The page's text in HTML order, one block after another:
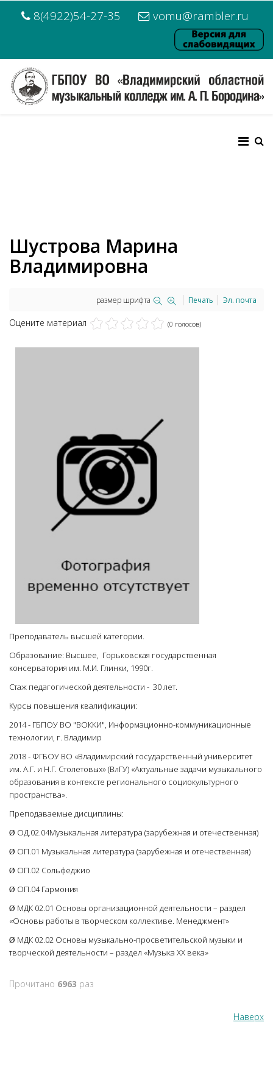
8(4922)54-27-35 vomu@rambler.ru
Шустрова Марина
Владимировна
размер шрифта Печать Эл. почта
Оцените материал (0 голосов)
Преподаватель высшей категории.
Образование: Высшее, Горьковская государственная
консерватория им. М.И. Глинки, 1990г.
Стаж педагогической деятельности - 30 лет.
Курсы повышения квалификации:
2014 - ГБПОУ ВО "ВОККИ", Информационно-коммуникационные
технологии, г. Владимир
2018 - ФГБОУ ВО «Владимирский государственный университет
им. А.Г. и Н.Г. Столетовых» (ВлГУ) «Актуальные задачи музыкального
образования в контексте регионального социокультурного
пространства».
Преподаваемые дисциплины:
Ø ОД.02.04Музыкальная литература (зарубежная и отечественная)
Ø ОП.01 Музыкальная литература (зарубежная и отечественная)
Ø ОП.02 Сольфеджио
Ø ОП.04 Гармония
Ø МДК 02.01 Основы организационной деятельности – раздел
«Основы работы в творческом коллективе. Менеджмент»
Ø МДК 02.02 Основы музыкально-просветительской музыки и
творческой деятельности – раздел «Музыка ХХ века»
Прочитано 6963 раз
Наверх